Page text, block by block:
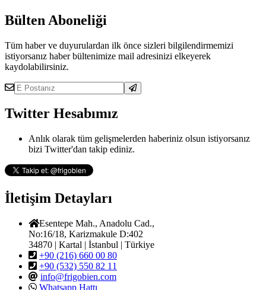
Bülten Aboneliği
Tüm haber ve duyurulardan ilk önce sizleri bilgilendirmemizi
istiyorsanız haber bültenimize mail adresinizi elkeyerek
kaydolabilirsiniz.
Twitter Hesabımız
Anlık olarak tüm gelişmelerden haberiniz olsun istiyorsanız
bizi Twitter'dan takip ediniz.
İletişim Detayları
Esentepe Mah., Anadolu Cad.,
No:16/18, Karizmakule D:402
34870 | Kartal | İstanbul | Türkiye
+90 (216) 660 00 80
+90 (532) 550 82 11
info@frigobien.com
Whatsapp Hattı